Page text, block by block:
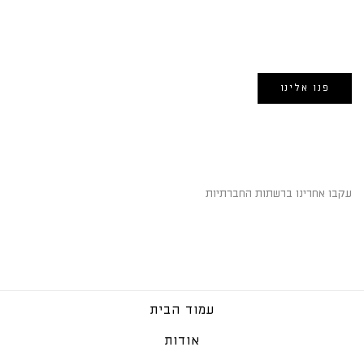
פנו אלינו
עקבו אחרינו ברשתות החברתיות
עמוד הבית
אודות